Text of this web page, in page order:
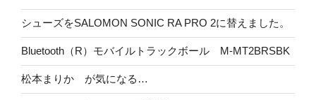
シューズをSALOMON SONIC RA PRO 2に替えました。
Bluetooth（R）モバイルトラックボール M-MT2BRSBK
松本まりか が気になる…